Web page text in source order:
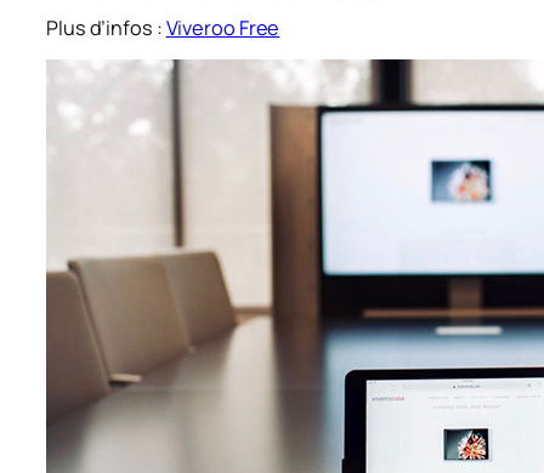
Plus d’infos :Viveroo Free